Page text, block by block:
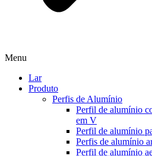
Menu
Lar
Produto
Perfis de Alumínio
Perfil de alumínio
em V
Perfil de alumínio
Perfis de alumínio
Perfil de alumínio